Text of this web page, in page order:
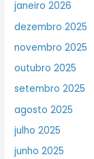
janeiro 2026
dezembro 2025
novembro 2025
outubro 2025
setembro 2025
agosto 2025
julho 2025
junho 2025